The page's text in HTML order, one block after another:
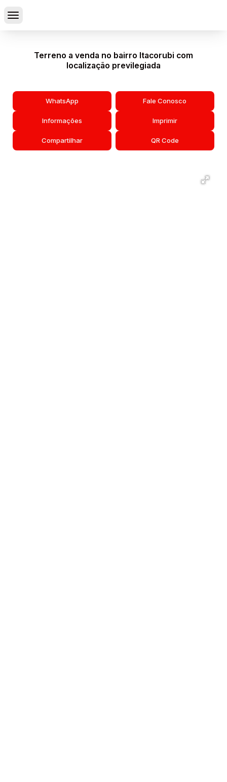
Terreno a venda no bairro Itacorubi com
localização previlegiada
WhatsApp Fale Conosco
Informações Imprimir
Compartilhar QR Code